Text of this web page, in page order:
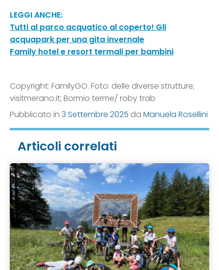
LEGGI ANCHE:
Tutti al parco acquatico al coperto! Gli
acquapark per una gita invernale
Family hotel e resort termali per bambini
Copyright: FamilyGO. Foto: delle diverse strutture;
visitmerano.it; Bormio terme/ roby trab
Pubblicato in 3 Settembre 2025 da Manuela Rosellini
Articoli correlati